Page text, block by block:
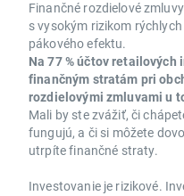
Finančné rozdielové
s vysokým rizikom
pákového efektu.
Na 77 % účtov retailových
finančným stratám pri
rozdielovými zmluvami u
Mali by ste zvážiť, či
fungujú, a či si môžete
utrpíte finančné straty.
Investovanie je rizikové.